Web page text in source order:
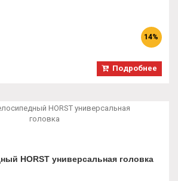
14%
Подробнее
HORST универсальная головка